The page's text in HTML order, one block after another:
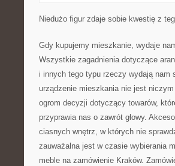
Niedużo figur zdaje sobie kwestię z
Gdy kupujemy mieszkanie, wydaje
Wszystkie zagadnienia dotyczące
i innych tego typu rzeczy wydają nam
urządzenie mieszkania nie jest
ogrom decyzji dotyczący towarów,
przyprawia nas o zawrót głowy.
ciasnych wnętrz, w których nie
zauważalna jest w czasie wybierania
meble na zamówienie Kraków.